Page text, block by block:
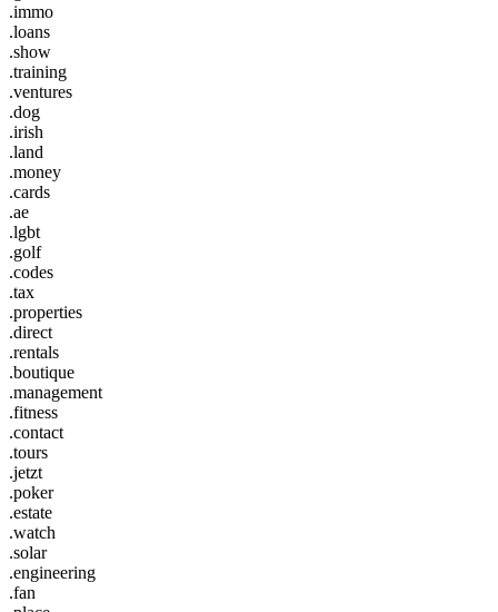
.immo
.loans
.show
.training
.ventures
.dog
.irish
.land
.money
.cards
.ae
.lgbt
.golf
.codes
.tax
.properties
.direct
.rentals
.boutique
.management
.fitness
.contact
.tours
.jetzt
.poker
.estate
.watch
.solar
.engineering
.fan